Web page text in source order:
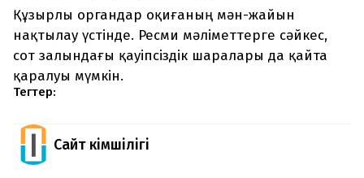
Құзырлы органдар оқиғаның мән-жайын
нақтылау үстінде. Ресми мәліметтерге сәйкес,
сот залындағы қауіпсіздік шаралары да қайта
қаралуы мүмкін.
Тегтер:
Сайт Әкімшілігі